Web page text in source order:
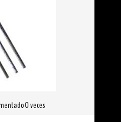
0 veces